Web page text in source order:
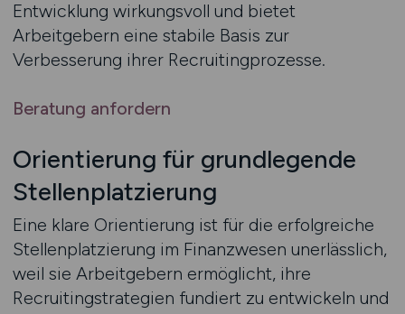
Entwicklung wirkungsvoll und bietet
Arbeitgebern eine stabile Basis zur
Verbesserung ihrer Recruitingprozesse.
Beratung anfordern
Orientierung für grundlegende
Stellenplatzierung
Eine klare Orientierung ist für die erfolgreiche
Stellenplatzierung im Finanzwesen unerlässlich,
weil sie Arbeitgebern ermöglicht, ihre
Recruitingstrategien fundiert zu entwickeln und